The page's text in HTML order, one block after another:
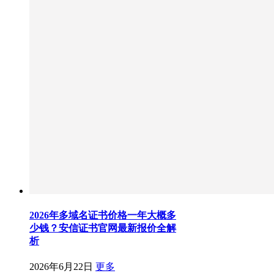
2026年多域名证书价格一年大概多
少钱？安信证书官网最新报价全解
析
2026年6月22日 更多